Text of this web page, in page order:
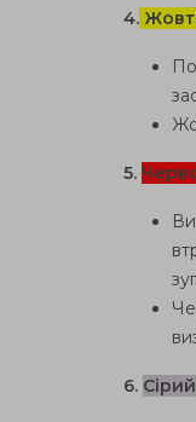
4.
5.
6.